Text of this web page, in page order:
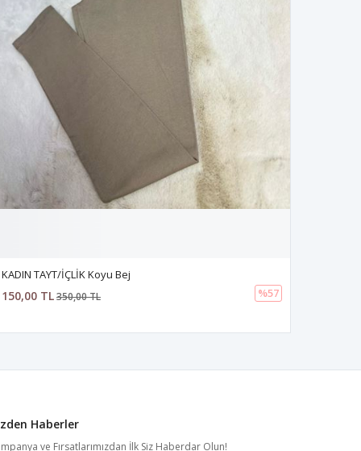
KADIN TAYT/İÇLİK Koyu Bej
150,00 TL350,00 TL %57
Haberler
ve Fırsatlarımızdan İlk Siz Haberdar Olun!